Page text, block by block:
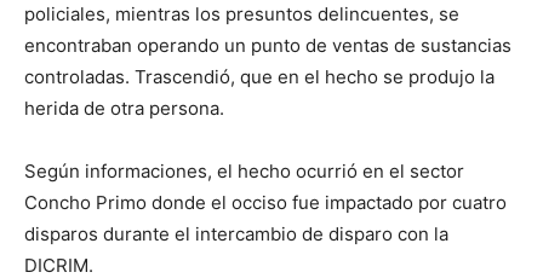
policiales, mientras los presuntos delincuentes, se
encontraban operando un punto de ventas de sustancias
controladas. Trascendió, que en el hecho se produjo la
herida de otra persona.
Según informaciones, el hecho ocurrió en el sector
Concho Primo donde el occiso fue impactado por cuatro
disparos durante el intercambio de disparo con la
DICRIM.